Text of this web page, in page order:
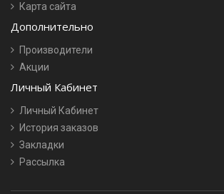
Карта сайта
Дополнительно
Производители
Акции
Личный Кабинет
Личный Кабинет
История заказов
Закладки
Рассылка